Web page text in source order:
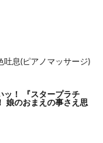
吐息(ピアノマッサージ)
ッ！ 『スタープラチ
娘のおまえの事さえ思